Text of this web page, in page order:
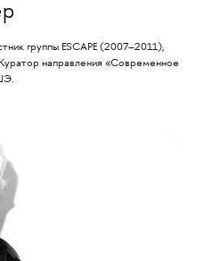
группы ESCAPE (2007–2011),
направления «Современное